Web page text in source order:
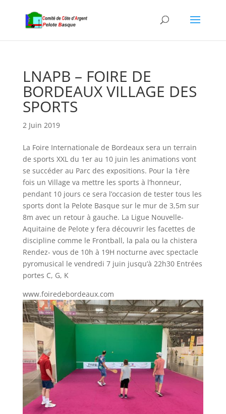
LNAPB – FOIRE DE
BORDEAUX VILLAGE DES
SPORTS
2 Juin 2019
La Foire Internationale de Bordeaux sera un terrain
de sports XXL du 1er au 10 juin les animations vont
se succéder au Parc des expositions. Pour la 1ère
fois un Village va mettre les sports à l’honneur,
pendant 10 jours ce sera l’occasion de tester tous les
sports dont la Pelote Basque sur le mur de 3,5m sur
8m avec un retour à gauche. La Ligue Nouvelle-
Aquitaine de Pelote y fera découvrir les facettes de
discipline comme le Frontball, la pala ou la chistera
Rendez- vous de 10h à 19H nocturne avec spectacle
pyromusical le vendredi 7 juin jusqu’à 22h30 Entrées
portes C, G, K
www.foiredebordeaux.com